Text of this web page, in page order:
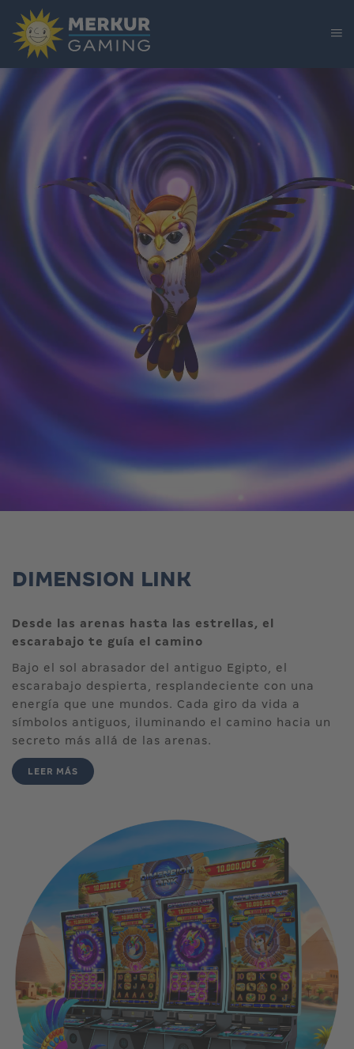
DIMENSION LINK
Desde las arenas hasta las estrellas, el
escarabajo te guía el camino
Bajo el sol abrasador del antiguo Egipto, el
escarabajo despierta, resplandeciente con una
energía que une mundos. Cada giro da vida a
símbolos antiguos, iluminando el camino hacia un
secreto más allá de las arenas.
LEER MÁS